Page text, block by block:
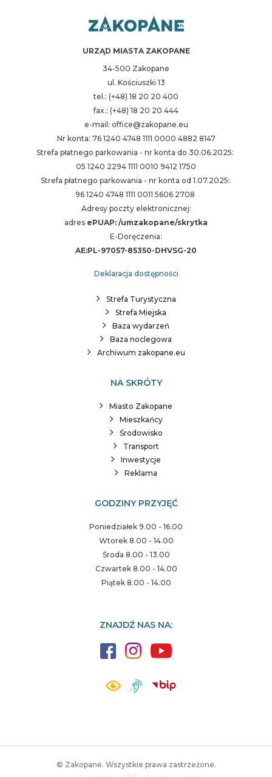
URZĄD MIASTA ZAKOPANE
34-500 Zakopane
ul. Kościuszki 13
tel.: (+48) 18 20 20 400
fax.: (+48) 18 20 20 444
e-mail: office@zakopane.eu
Nr konta: 76 1240 4748 1111 0000 4882 8147
Strefa płatnego parkowania - nr konta do 30.06.2025:
05 1240 2294 1111 0010 9412 1750
Strefa płatnego parkowania - nr konta od 1.07.2025:
96 1240 4748 1111 0011 5606 2708
Adresy poczty elektronicznej:
adres ePUAP: /umzakopane/skrytka
E-Doręczenia:
AE:PL-97057-85350-DHVSG-20
Deklaracja dostępności
Strefa Turystyczna
Strefa Miejska
Baza wydarzeń
Baza noclegowa
Archiwum zakopane.eu
NA SKRÓTY
Miasto Zakopane
Mieszkańcy
Środowisko
Transport
Inwestycje
Reklama
GODZINY PRZYJĘĆ
Poniedziałek 9.00 - 16.00
Wtorek 8.00 - 14.00
Środa 8.00 - 13.00
Czwartek 8.00 - 14.00
Piątek 8.00 - 14.00
ZNAJDŹ NAS NA:
© Zakopane. Wszystkie prawa zastrzeżone.